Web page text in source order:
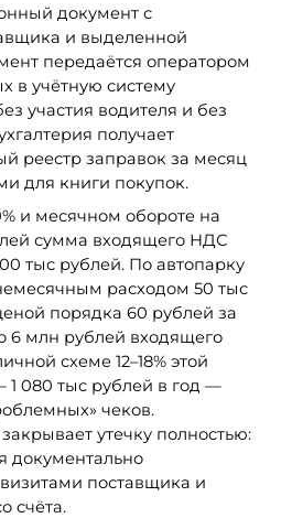
документ с
и выделенной
передаётся оператором
в учётную систему
участия водителя и без
получает
реестр заправок за месяц
для книги покупок.
и месячном обороте на
сумма входящего НДС
тыс рублей. По автопарку
расходом 50 тыс
порядка 60 рублей за
6 млн рублей входящего
схеме 12–18% этой
080 тыс рублей в год —
чеков.
утечку полностью:
документально
поставщика и
счёта.